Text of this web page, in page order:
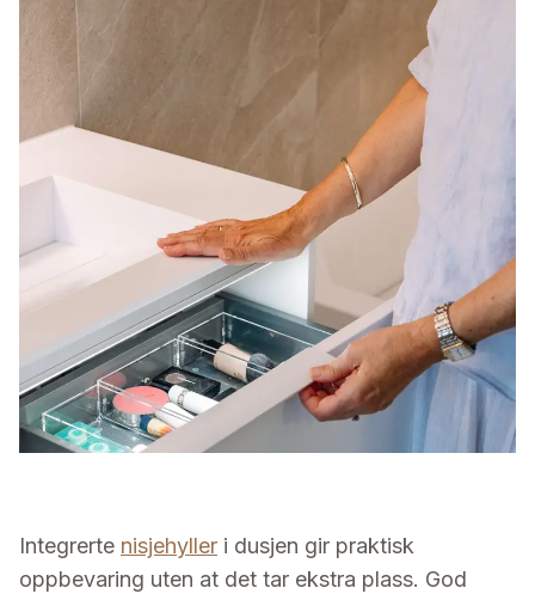
Integrerte nisjehyller i dusjen gir praktisk
oppbevaring uten at det tar ekstra plass. God